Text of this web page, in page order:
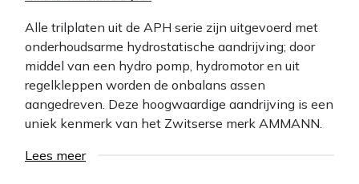
Alle trilplaten uit de APH serie zijn uitgevoerd met
onderhoudsarme hydrostatische aandrijving; door
middel van een hydro pomp, hydromotor en uit
regelkleppen worden de onbalans assen
aangedreven. Deze hoogwaardige aandrijving is een
uniek kenmerk van het Zwitserse merk AMMANN.
Voordeel; doordat er geen v-snaar in de aandrijving
Lees meer